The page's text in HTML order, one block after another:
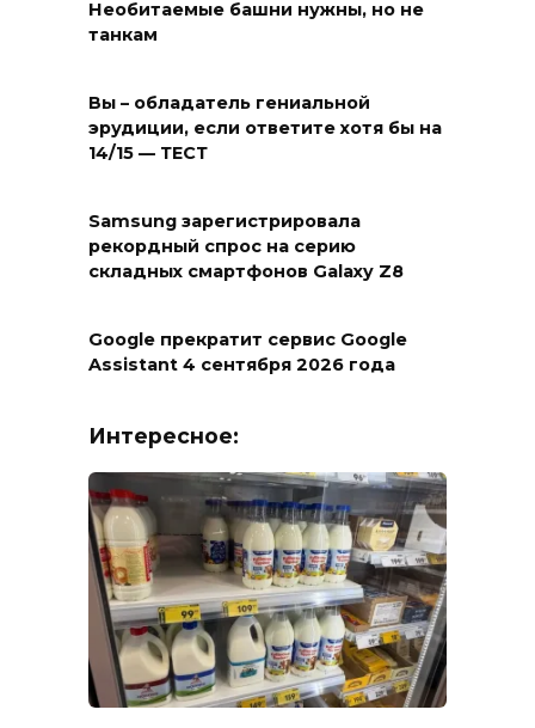
Необитаемые башни нужны, но не
танкам
Вы – обладатель гениальной
эрудиции, если ответите хотя бы на
14/15 — ТЕСТ
Samsung зарегистрировала
рекордный спрос на серию
складных смартфонов Galaxy Z8
Google прекратит сервис Google
Assistant 4 сентября 2026 года
Интересное: